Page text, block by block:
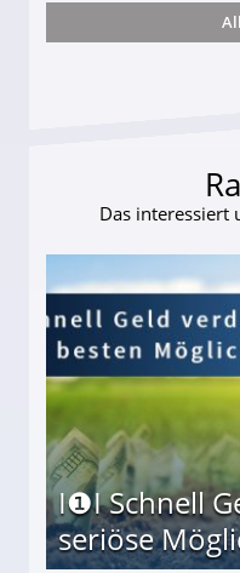
darf Geld behalten!
Das interessiert
I❶I Schnell
seriöse